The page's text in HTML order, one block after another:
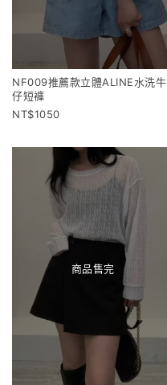
NF009推薦款立體ALINE水洗牛
仔短褲
1050
商品售完